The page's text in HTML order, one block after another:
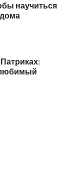
научиться
любимый